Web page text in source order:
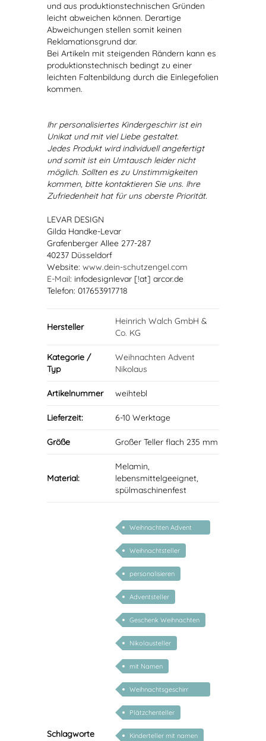
und aus produktionstechnischen Gründen
leicht abweichen können. Derartige
Abweichungen stellen somit keinen
Reklamationsgrund dar.
Bei Artikeln mit steigenden Rändern kann es
produktionstechnisch bedingt zu einer
leichten Faltenbildung durch die Einlegefolien
kommen.
Ihr personalisiertes Kindergeschirr ist ein
Unikat und mit viel Liebe gestaltet.
Jedes Produkt wird individuell angefertigt
und somit ist ein Umtausch leider nicht
möglich. Sollten es zu Unstimmigkeiten
kommen, bitte kontaktieren Sie uns. Ihre
Zufriedenheit hat für uns oberste Priorität.
LEVAR DESIGN
Gilda Handke-Levar
Grafenberger Allee 277-287
40237 Düsseldorf
Website: www.dein-schutzengel.com
E-Mail: infodesignlevar [!at] arcor.de
Telefon: 017653917718
Hersteller
Heinrich Walch GmbH &
Co. KG
Kategorie /
Typ
Weihnachten Advent
Nikolaus
Artikelnummer weihtebl
Lieferzeit: 6-10 Werktage
Größe Großer Teller flach 235 mm
Material:
Melamin,
lebensmittelgeeignet,
spülmaschinenfest
Schlagworte
Weihnachten Advent
Nikolaus
Weihnachtsteller
personalisieren
Adventsteller
Geschenk Weihnachten
Nikolausteller
mit Namen
Weihnachtsgeschirr
Kinder
Plätzchenteller
Kinderteller mit namen